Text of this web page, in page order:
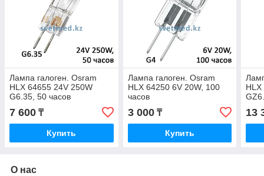
Лампа галоген. Osram
HLX 64655 24V 250W
G6.35, 50 часов
7 600 ₸
Купить
Лампа галоген. Osram
HLX 64250 6V 20W, 100
часов
3 000₸
Купить
13
О нас